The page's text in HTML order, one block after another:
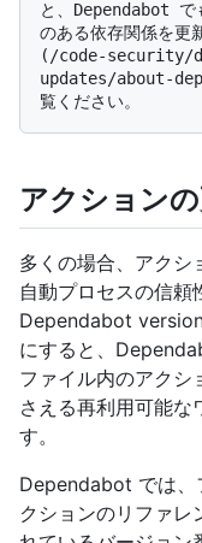
と、Dependabot
のある依存関係を更
(/code-security/
updates/about-
アクション
多くの場合、アクシ
自動プロセスの信頼
Dependabot
にすると、
ファイル内のアクシ
さえる再利用可能な
す。
Dependabot では、
クションのリファレ